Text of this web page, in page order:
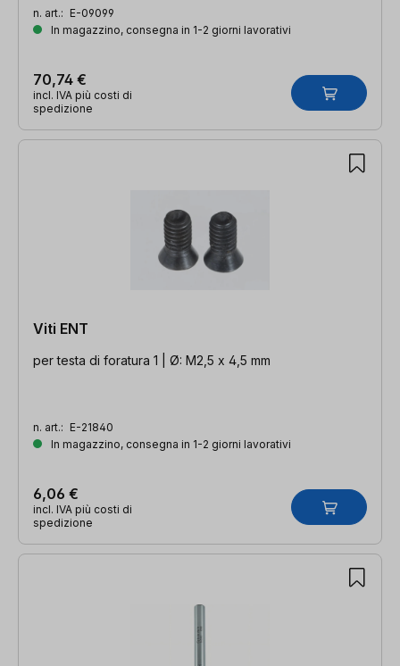
n. art.: E-09099
In magazzino, consegna in 1-2 giorni lavorativi
70,74 €
incl. IVA più costi di
spedizione
Viti ENT
per testa di foratura 1 | Ø: M2,5 x 4,5 mm
n. art.: E-21840
In magazzino, consegna in 1-2 giorni lavorativi
6,06 €
incl. IVA più costi di
spedizione